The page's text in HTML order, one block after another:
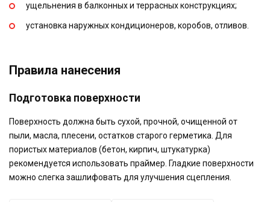
ущельнения в балконных и террасных конструкциях;
установка наружных кондиционеров, коробов, отливов.
Правила нанесения
Подготовка поверхности
Поверхность должна быть сухой, прочной, очищенной от
пыли, масла, плесени, остатков старого герметика. Для
пористых материалов (бетон, кирпич, штукатурка)
рекомендуется использовать праймер. Гладкие поверхности
можно слегка зашлифовать для улучшения сцепления.